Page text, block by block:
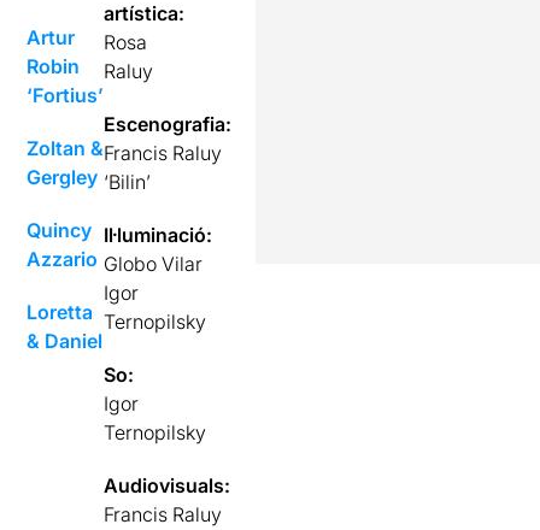
Artur
Robin
‘Fortius’
Zoltan &
Gergley
Quincy
Azzario
Loretta
& Daniel
artística:
Rosa
Raluy
Escenografia:
Francis Raluy
‘Bilin’
Il·luminació:
Globo Vilar
Igor
Ternopilsky
So:
Igor
Ternopilsky
Audiovisuals:
Francis Raluy